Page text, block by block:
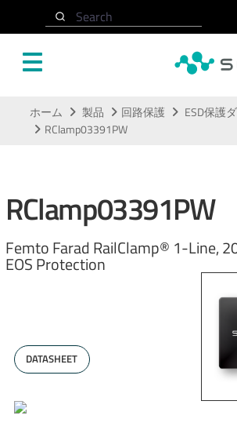
Search
ホーム 製品 回路保護
ESD保護
RClamp03391PW
RClamp03391PW
Femto Farad RailClamp® 1-Line,
EOS Protection
DATASHEET